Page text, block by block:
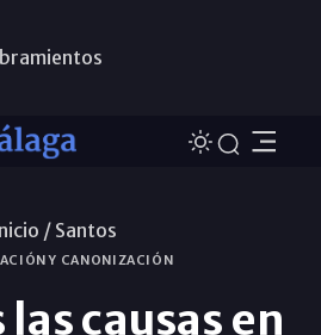
/ Santos
Y CANONIZACIÓN
causas en